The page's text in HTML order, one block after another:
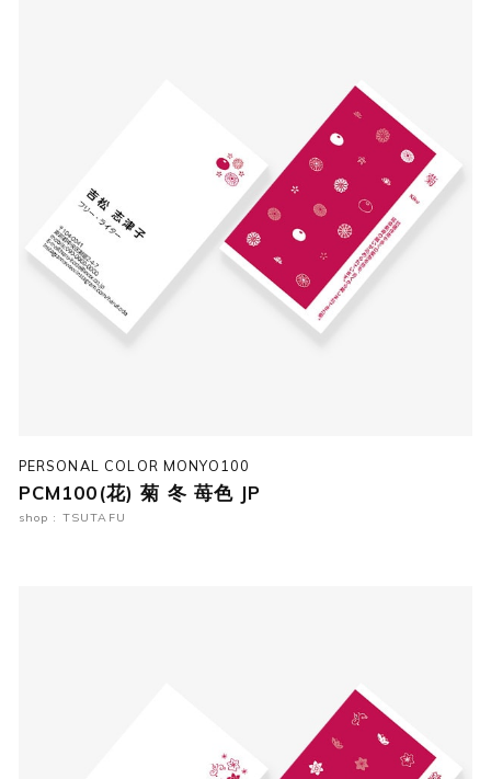
PERSONAL COLOR MONYO100
PCM100(花) 菊 冬 苺色 JP
shop : TSUTAFU